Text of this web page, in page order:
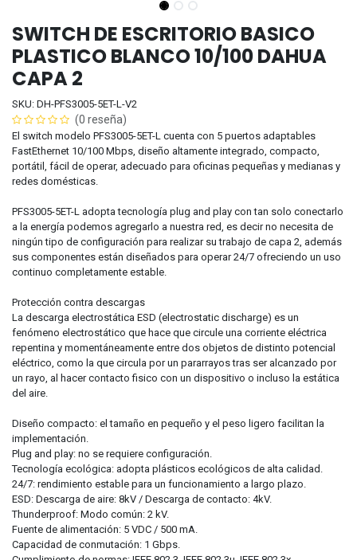
SWITCH DE ESCRITORIO BASICO
PLASTICO BLANCO 10/100 DAHUA
CAPA 2
SKU: DH-PFS3005-5ET-L-V2
(0 reseña)
El switch modelo PFS3005-5ET-L cuenta con 5 puertos adaptables
FastEthernet 10/100 Mbps, diseño altamente integrado, compacto,
portátil, fácil de operar, adecuado para oficinas pequeñas y medianas y
redes domésticas.
PFS3005-5ET-L adopta tecnología plug and play con tan solo conectarlo
a la energía podemos agregarlo a nuestra red, es decir no necesita de
ningún tipo de configuración para realizar su trabajo de capa 2, además
sus componentes están diseñados para operar 24/7 ofreciendo un uso
continuo completamente estable.
Protección contra descargas
La descarga electrostática ESD (electrostatic discharge) es un
fenómeno electrostático que hace que circule una corriente eléctrica
repentina y momentáneamente entre dos objetos de distinto potencial
eléctrico,​ como la que circula por un pararrayos tras ser alcanzado por
un rayo, al hacer contacto fisico con un dispositivo o incluso la estática
del aire.
Diseño compacto: el tamaño en pequeño y el peso ligero facilitan la
implementación.
Plug and play: no se requiere configuración.
Tecnología ecológica: adopta plásticos ecológicos de alta calidad.
24/7: rendimiento estable para un funcionamiento a largo plazo.
ESD: Descarga de aire: 8kV / Descarga de contacto: 4kV.
Thunderproof: Modo común: 2 kV.
Fuente de alimentación: 5 VDC / 500 mA.
Capacidad de conmutación: 1 Gbps.